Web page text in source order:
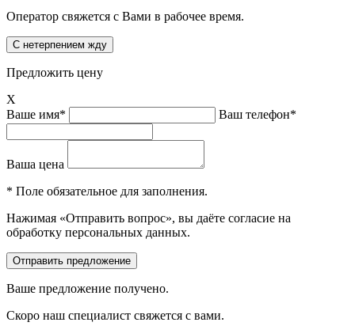
Оператор свяжется с Вами в рабочее время.
Предложить цену
X
Ваше имя*
Ваш телефон*
Ваша цена
* Поле обязательное для заполнения.
Нажимая «Отправить вопрос», вы даёте согласие на
обработку персональных данных.
Ваше предложение получено.
Скоро наш специалист свяжется с вами.